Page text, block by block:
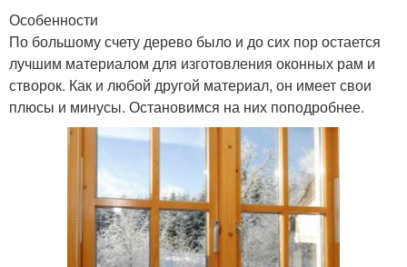
Особенности
По большому счету дерево было и до сих пор остается
лучшим материалом для изготовления оконных рам и
створок. Как и любой другой материал, он имеет свои
плюсы и минусы. Остановимся на них поподробнее.